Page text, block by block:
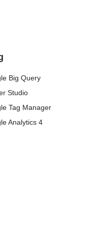
Big Query
Studio
Tag Manager
Analytics 4